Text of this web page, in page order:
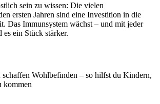
sein zu wissen: Die vielen
ersten Jahren sind eine Investition in die
Das Immunsystem wächst – und mit jeder
ein Stück stärker.
schaffen Wohlbefinden – so hilfst du Kindern,
kommen